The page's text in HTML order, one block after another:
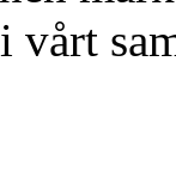
vårt